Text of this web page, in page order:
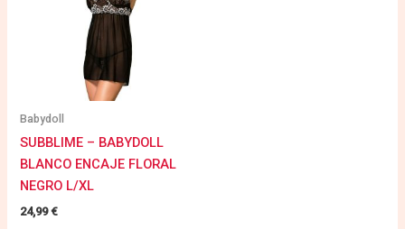
Babydoll
SUBBLIME – BABYDOLL
BLANCO ENCAJE FLORAL
NEGRO L/XL
24,99€